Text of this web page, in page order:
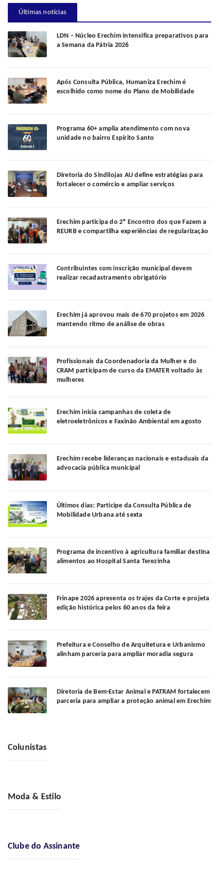
Últimas notícias
LDN – Núcleo Erechim intensifica preparativos para
a Semana da Pátria 2026
Após Consulta Pública, Humaniza Erechim é
escolhido como nome do Plano de Mobilidade
Programa 60+ amplia atendimento com nova
unidade no bairro Espírito Santo
Diretoria do Sindilojas AU define estratégias para
fortalecer o comércio e ampliar serviços
Erechim participa do 2º Encontro dos que Fazem a
REURB e compartilha experiências de regularização
Contribuintes com inscrição municipal devem
realizar recadastramento obrigatório
Erechim já aprovou mais de 670 projetos em 2026
mantendo ritmo de análise de obras
Profissionais da Coordenadoria da Mulher e do
CRAM participam de curso da EMATER voltado às
mulheres
Erechim inicia campanhas de coleta de
eletroeletrônicos e Faxinão Ambiental em agosto
Erechim recebe lideranças nacionais e estaduais da
advocacia pública municipal
Últimos dias: Participe da Consulta Pública de
Mobilidade Urbana até sexta
Programa de incentivo à agricultura familiar destina
alimentos ao Hospital Santa Terezinha
Frinape 2026 apresenta os trajes da Corte e projeta
edição histórica pelos 60 anos da feira
Prefeitura e Conselho de Arquitetura e Urbanismo
alinham parceria para ampliar moradia segura
Diretoria de Bem-Estar Animal e PATRAM fortalecem
parceria para ampliar a proteção animal em Erechim
Colunistas
Moda & Estilo
Clube do Assinante